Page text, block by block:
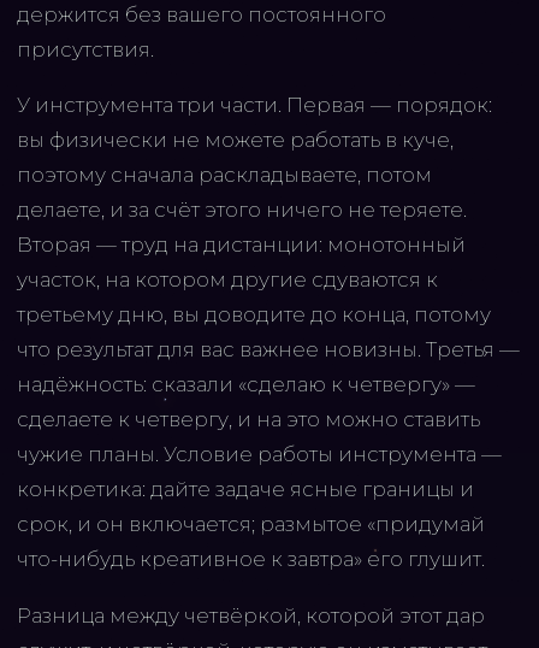
держится без вашего постоянного
присутствия.
У инструмента три части. Первая — порядок:
вы физически не можете работать в куче,
поэтому сначала раскладываете, потом
делаете, и за счёт этого ничего не теряете.
Вторая — труд на дистанции: монотонный
участок, на котором другие сдуваются к
третьему дню, вы доводите до конца, потому
что результат для вас важнее новизны. Третья —
надёжность: сказали «сделаю к четвергу» —
сделаете к четвергу, и на это можно ставить
чужие планы. Условие работы инструмента —
конкретика: дайте задаче ясные границы и
срок, и он включается; размытое «придумай
что-нибудь креативное к завтра» его глушит.
Разница между четвёркой, которой этот дар